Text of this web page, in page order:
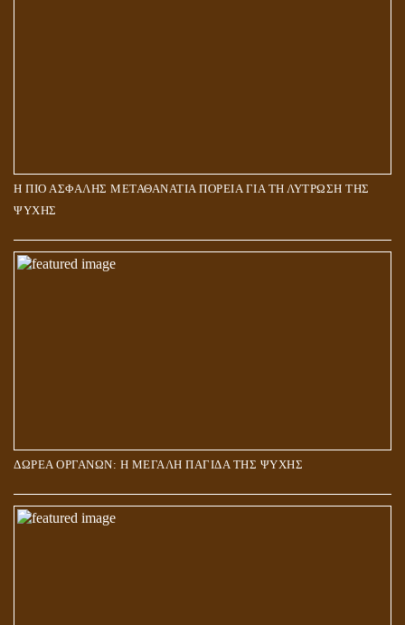
Η ΠΙΟ ΑΣΦΑΛΗΣ ΜΕΤΑΘΑΝΑΤΙΑ ΠΟΡΕΙΑ ΓΙΑ ΤΗ ΛΥΤΡΩΣΗ ΤΗΣ
ΨΥΧΗΣ
ΔΩΡΕΑ ΟΡΓΑΝΩΝ: Η ΜΕΓΑΛΗ ΠΑΓΙΔΑ ΤΗΣ ΨΥΧΗΣ